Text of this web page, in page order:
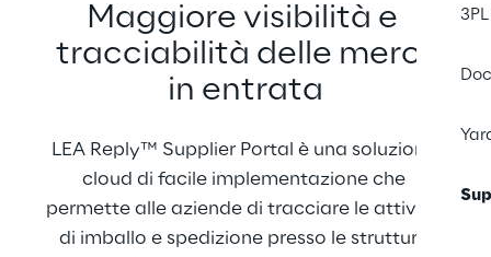
Maggiore visibilità e
tracciabilità delle merci
in entrata
LEA Reply™ Supplier Portal è una soluzione
cloud di facile implementazione che
permette alle aziende di tracciare le attività
di imballo e spedizione presso le strutture